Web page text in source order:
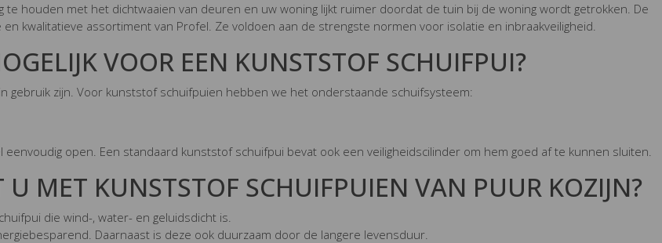
houden met het dichtwaaien van deuren en uw woning lijkt ruimer doordat de tuin bij de woning wordt getrokken. De
kwalitatieve assortiment van Profel. Ze voldoen aan de strengste normen voor isolatie en inbraakveiligheid.
VOOR EEN KUNSTSTOF SCHUIFPUI?
gebruik zijn. Voor kunststof schuifpuien hebben we het onderstaande schuifsysteem:
open. Een standaard kunststof schuifpui bevat ook een veiligheidscilinder om hem goed af te kunnen sluiten.
MET KUNSTSTOF SCHUIFPUIEN VAN PUUR KOZIJN?
die wind-, water- en geluidsdicht is.
Daarnaast is deze ook duurzaam door de langere levensduur.